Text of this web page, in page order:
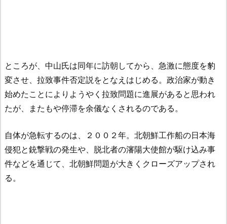
ところが、中山氏は同年に訪朝してから、急激に態度を豹
変させ、拉致事件否定説をとなえはじめる。政治家が動き
始めたことによりようやく拉致問題に進展があると思われ
たが、またもや停滞を余儀なくされるのである。
自体が急転するのは、２００２年。北朝鮮工作船の日本海
侵犯と銃撃戦の発生や、脱北者の瀋陽大使館が駆け込み事
件などを通じて、北朝鮮問題が大きくクローズアップされ
る。